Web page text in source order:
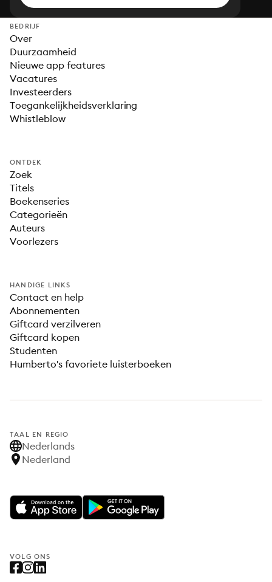
BEDRIJF
Over
Duurzaamheid
Nieuwe app features
Vacatures
Investeerders
Toegankelijkheidsverklaring
Whistleblow
ONTDEK
Zoek
Titels
Boekenseries
Categorieën
Auteurs
Voorlezers
HANDIGE LINKS
Contact en help
Abonnementen
Giftcard verzilveren
Giftcard kopen
Studenten
Humberto's favoriete luisterboeken
TAAL EN REGIO
Nederlands
Nederland
VOLG ONS